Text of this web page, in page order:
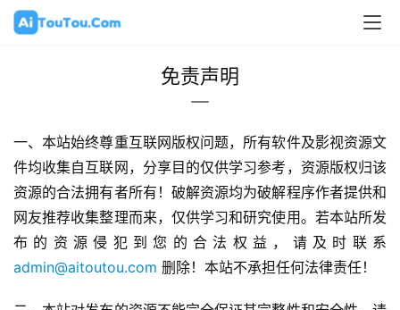
免责声明
一、本站始终尊重互联网版权问题，所有软件及影视资源文
件均收集自互联网，分享目的仅供学习参考，资源版权归该
资源的合法拥有者所有！破解资源均为破解程序作者提供和
网友推荐收集整理而来，仅供学习和研究使用。若本站所发
admin@aitoutou.com 删除！本站不承担任何法律责任！